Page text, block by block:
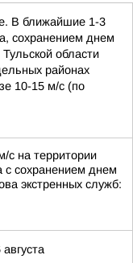
В ближайшие 1-3
сохранением днем
области
районах
10-15 м/с (по
с на территории
с сохранением днем
экстренных служб: